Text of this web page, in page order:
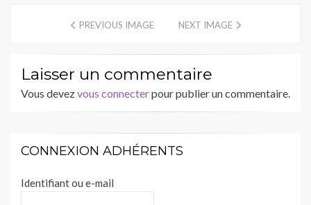
PREVIOUS IMAGE NEXT IMAGE
Laisser un commentaire
Vous devezvous connecterpour publier un commentaire.
CONNEXION ADHÉRENTS
Identifiant ou e-mail